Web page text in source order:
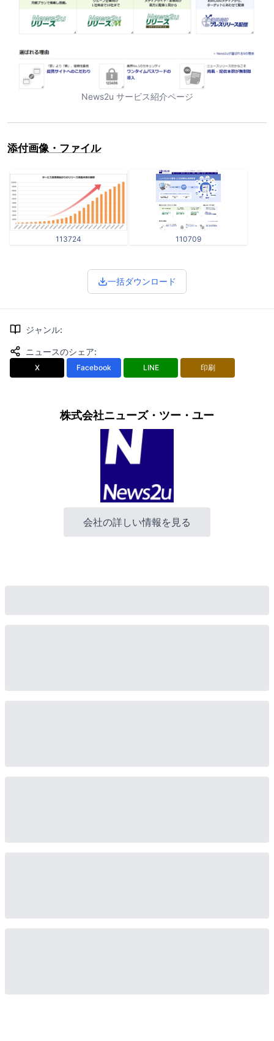
News2u サービス紹介ページ
添付画像・ファイル
113724 110709
一括ダウンロード
ジャンル:
ニュースのシェア:
X Facebook LINE 印刷
株式会社ニューズ・ツー・ユー
会社の詳しい情報を見る